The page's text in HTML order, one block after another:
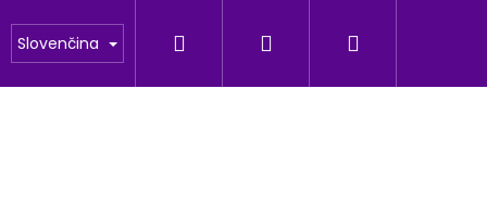
Fotogaleria
Slovenčina Hľadať Prihlásenie